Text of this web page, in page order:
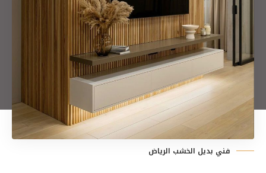
فني بديل الخشب الرياض